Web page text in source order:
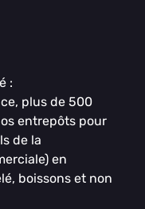
:
plus de 500
entrepôts pour
de la
en
boissons et non